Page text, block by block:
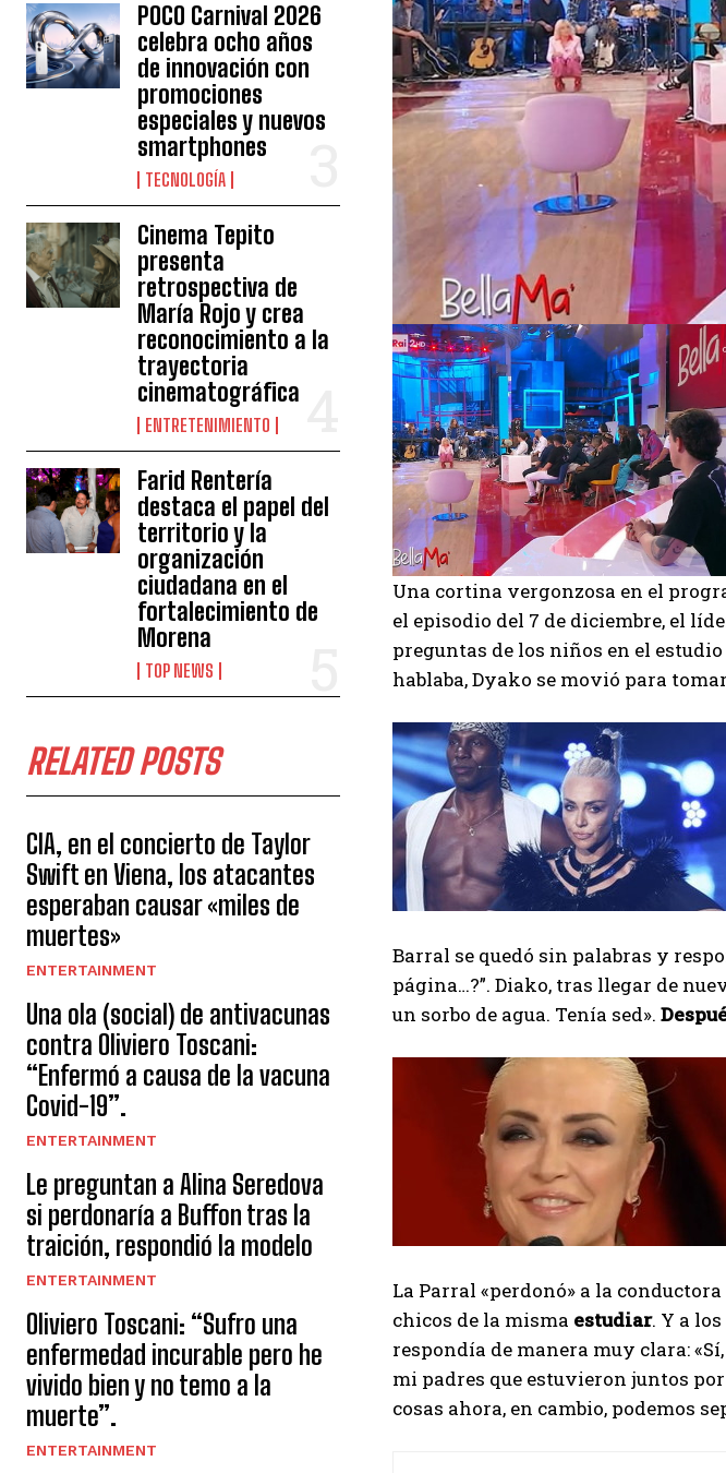
I've read and accept the
Muhammad
POCO Carnival 2026
celebra ocho años
de innovación con
promociones
especiales y nuevos
smartphones
TECNOLOGÍA
Cinema Tepito
presenta
retrospectiva de
María Rojo y crea
reconocimiento a la
trayectoria
cinematográfica
ENTRETENIMIENTO
Farid Rentería
destaca el papel del
territorio y la
organización
ciudadana en el
fortalecimiento de
Morena
TOP NEWS
RELATED POSTS
CIA, en el concierto de Taylor
Swift en Viena, los atacantes
esperaban causar «miles de
muertes»
ENTERTAINMENT
Una ola (social) de antivacunas
contra Oliviero Toscani:
“Enfermó a causa de la vacuna
Covid-19”.
ENTERTAINMENT
Le preguntan a Alina Seredova
si perdonaría a Buffon tras la
traición, respondió la modelo
ENTERTAINMENT
Oliviero Toscani: “Sufro una
enfermedad incurable pero he
vivido bien y no temo a la
muerte”.
ENTERTAINMENT
Una cortina vergonzosa en el
el episodio del 7 de diciembre, el
preguntas de los niños en el
hablaba, Dyako se movió para
Barral se quedó sin palabras y
página…?”. Diako, tras llegar de
un sorbo de agua. Tenía sed».
La Parral «perdonó» a la
chicos de la misma estudiar. Y a
respondía de manera muy clara:
mi padres que estuvieron juntos
cosas ahora, en cambio, podemos